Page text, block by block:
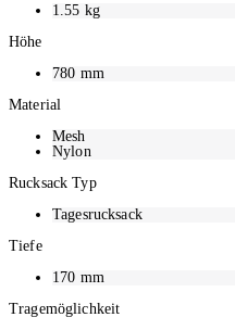
1.55 kg
Höhe
780 mm
Material
Mesh
Nylon
Rucksack Typ
Tagesrucksack
Tiefe
170 mm
Tragemöglichkeit